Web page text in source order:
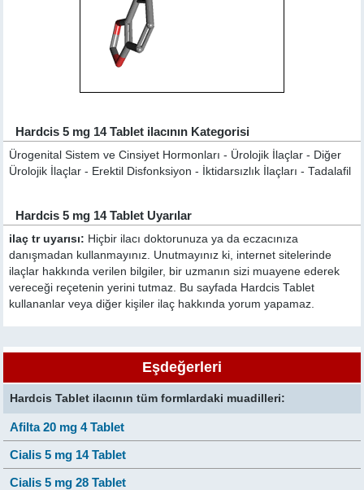
Hardcis 5 mg 14 Tablet ilacının Kategorisi
Ürogenital Sistem ve Cinsiyet Hormonları - Ürolojik İlaçlar - Diğer
Ürolojik İlaçlar - Erektil Disfonksiyon - İktidarsızlık İlaçları - Tadalafil
Hardcis 5 mg 14 Tablet Uyarılar
ilaç tr uyarısı: Hiçbir ilacı doktorunuza ya da eczacınıza
danışmadan kullanmayınız. Unutmayınız ki, internet sitelerinde
ilaçlar hakkında verilen bilgiler, bir uzmanın sizi muayene ederek
vereceği reçetenin yerini tutmaz. Bu sayfada Hardcis Tablet
kullananlar veya diğer kişiler ilaç hakkında yorum yapamaz.
Eşdeğerleri
Hardcis Tablet ilacının tüm formlardaki muadilleri:
Afilta 20 mg 4 Tablet
Cialis 5 mg 14 Tablet
Cialis 5 mg 28 Tablet